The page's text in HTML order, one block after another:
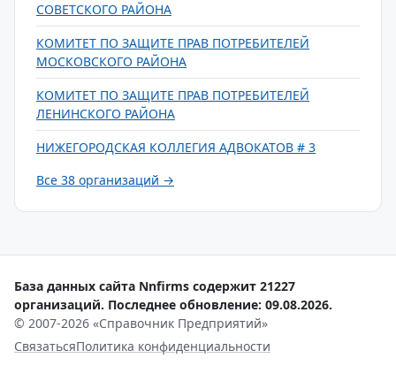
СОВЕТСКОГО РАЙОНА
КОМИТЕТ ПО ЗАЩИТЕ ПРАВ ПОТРЕБИТЕЛЕЙ
МОСКОВСКОГО РАЙОНА
КОМИТЕТ ПО ЗАЩИТЕ ПРАВ ПОТРЕБИТЕЛЕЙ
ЛЕНИНСКОГО РАЙОНА
НИЖЕГОРОДСКАЯ КОЛЛЕГИЯ АДВОКАТОВ # 3
Все 38 организаций →
База данных сайта Nnfirms содержит 21227
организаций. Последнее обновление: 09.08.2026.
© 2007-2026 «Справочник Предприятий»
СвязатьсяПолитика конфиденциальности